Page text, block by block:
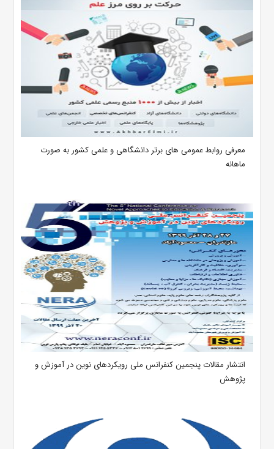
معرفی روابط عمومی های برتر دانشگاهی و علمی کشور به صورت
ماهانه
انتشار مقالات پنجمین کنفرانس ملی رویکردهای نوین در آموزش و
پژوهش